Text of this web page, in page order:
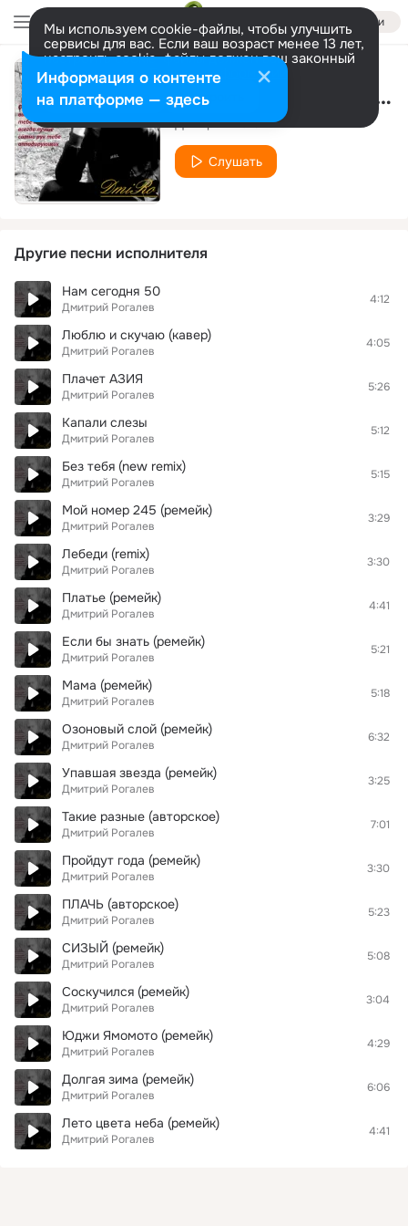
Войти
Мы используем cookie-файлы, чтобы улучшить
сервисы для вас. Если ваш возраст менее 13 лет,
настроить cookie-файлы должен ваш законный
представитель. Больше информации
Разрешить все Настроить Лучик света (ремейк)
Дмитрий Рогалев
Слушать
Другие песни исполнителя
Нам сегодня 50
Дмитрий Рогалев
4:12
Люблю и скучаю (кавер)
Дмитрий Рогалев
4:05
Плачет АЗИЯ
Дмитрий Рогалев
5:26
Капали слезы
Дмитрий Рогалев
5:12
Без тебя (new remix)
Дмитрий Рогалев
5:15
Мой номер 245 (ремейк)
Дмитрий Рогалев
3:29
Лебеди (remix)
Дмитрий Рогалев
3:30
Платье (ремейк)
Дмитрий Рогалев
4:41
Если бы знать (ремейк)
Дмитрий Рогалев
5:21
Мама (ремейк)
Дмитрий Рогалев
5:18
Озоновый слой (ремейк)
Дмитрий Рогалев
6:32
Упавшая звезда (ремейк)
Дмитрий Рогалев
3:25
Такие разные (авторское)
Дмитрий Рогалев
7:01
Пройдут года (ремейк)
Дмитрий Рогалев
3:30
ПЛАЧЬ (авторское)
Дмитрий Рогалев
5:23
СИЗЫЙ (ремейк)
Дмитрий Рогалев
5:08
Соскучился (ремейк)
Дмитрий Рогалев
3:04
Юджи Ямомото (ремейк)
Дмитрий Рогалев
4:29
Долгая зима (ремейк)
Дмитрий Рогалев
6:06
Лето цвета неба (ремейк)
Дмитрий Рогалев
4:41
Информация о контенте
на платформе — здесь